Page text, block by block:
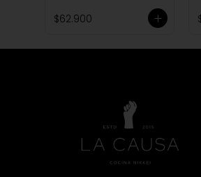
$62.900